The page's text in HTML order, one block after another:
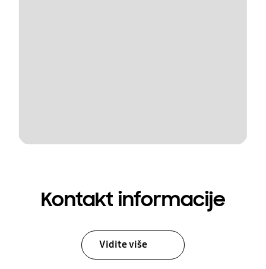
Kontakt informacije
Vidite više